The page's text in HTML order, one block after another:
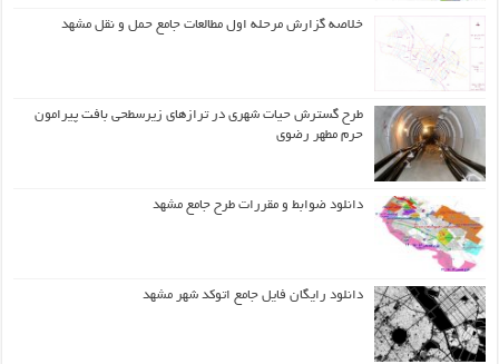
خلاصه گزارش مرحله اول مطالعات جامع حمل و نقل مشهد
طرح گسترش حیات شهري در ترازهاي زیرسطحی بافت پیرامون
حرم مطهر رضوي
دانلود ضوابط و مقررات طرح جامع مشهد
دانلود رایگان فایل جامع اتوکد شهر مشهد